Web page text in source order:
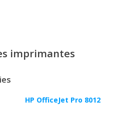
imprimantes
HP OfficeJet Pro 8012